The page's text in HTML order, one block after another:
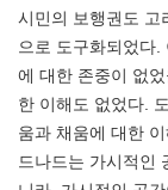
시민의 보행권도 고
으로 도구화되었다
에 대한 존중이 없
한 이해도 없었다.
움과 채움에 대한
드나드는 가시적인